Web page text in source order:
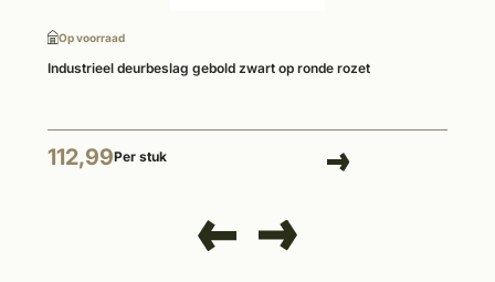
Op voorraad
Industrieel deurbeslag gebold zwart op ronde rozet
112,99Per stuk